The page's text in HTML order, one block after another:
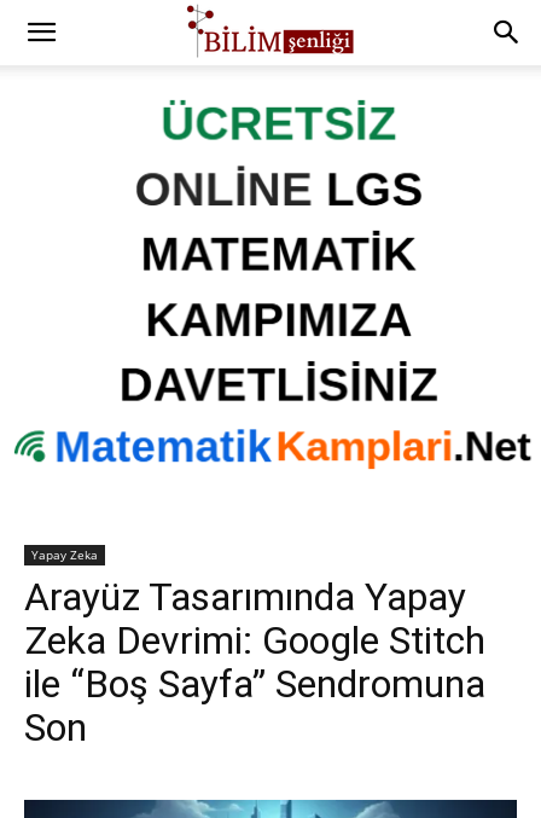
Yapay Zeka
Arayüz Tasarımında Yapay
Zeka Devrimi: Google Stitch
ile “Boş Sayfa” Sendromuna
Son